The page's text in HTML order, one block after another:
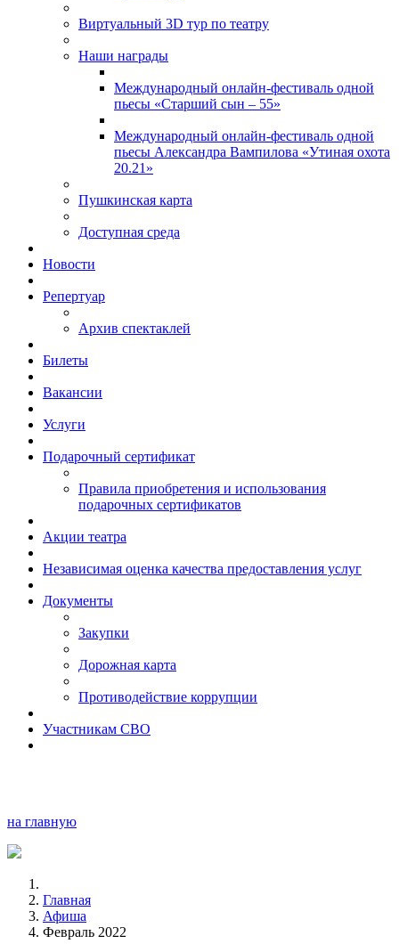
Виртуальный 3D тур по театру
Наши награды
Международный онлайн-фестиваль одной
пьесы «Старший сын – 55»
Международный онлайн-фестиваль одной
пьесы Александра Вампилова «Утиная охота
20.21»
Пушкинская карта
Доступная среда
Новости
Репертуар
Архив спектаклей
Билеты
Вакансии
Услуги
Подарочный сертификат
Правила приобретения и использования
подарочных сертификатов
Акции театра
Независимая оценка качества предоставления услуг
Документы
Закупки
Дорожная карта
Противодействие коррупции
Участникам СВО
на главную
Главная
Афиша
Февраль 2022